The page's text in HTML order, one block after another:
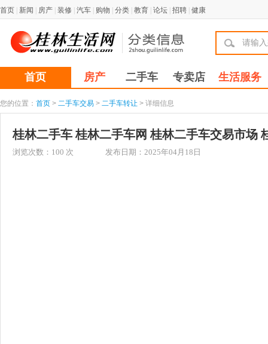
首页 新闻 房产 装修 汽车 购物 分类 教育 论坛 招聘 健康
首页 房产 二手车 专卖店 生活服务
您的位置： 首页 > 二手车交易 > 二手车转让 > 详细信息
桂林二手车 桂林二手车网 桂林二手车交易市场
浏览次数： 100 次 发布日期：2025年04月18日